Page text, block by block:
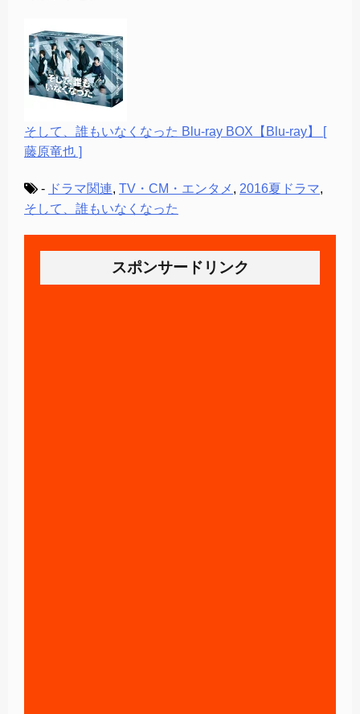
そして、誰もいなくなった Blu-ray BOX【Blu-ray】 [
藤原竜也 ]
- ドラマ関連, TV・CM・エンタメ , 2016夏ドラマ,
そして、誰もいなくなった
スポンサードリンク